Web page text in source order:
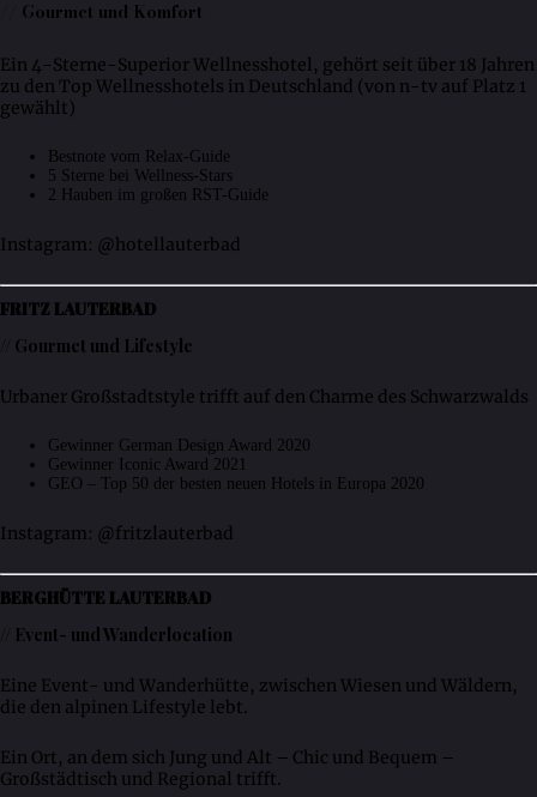
// Gourmet und Komfort
Ein 4-Sterne-Superior Wellnesshotel, gehört seit über 18 Jahren
zu den Top Wellnesshotels in Deutschland (von n-tv auf Platz 1
gewählt)
Bestnote vom Relax-Guide
5 Sterne bei Wellness-Stars
2 Hauben im großen RST-Guide
Instagram: @hotellauterbad
FRITZ LAUTERBAD
// Gourmet und Lifestyle
Urbaner Großstadtstyle trifft auf den Charme des Schwarzwalds
Gewinner German Design Award 2020
Gewinner Iconic Award 2021
GEO – Top 50 der besten neuen Hotels in Europa 2020
Instagram: @fritzlauterbad
BERGHÜTTE LAUTERBAD
// Event- und Wanderlocation
Eine Event- und Wanderhütte, zwischen Wiesen und Wäldern,
die den alpinen Lifestyle lebt.
Ein Ort, an dem sich Jung und Alt – Chic und Bequem –
Großstädtisch und Regional trifft.